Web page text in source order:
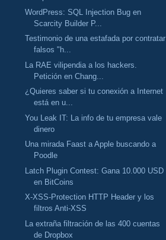
WordPress: SQL Injection Bug en
Scarcity Builder P...
Testimonio de una estafada por contratar
falsos "h...
La RAE vilipendia a los hackers.
Petición en Chang...
¿Quieres saber si tu conexión a Internet
está en u...
You Leak IT: La info de tu empresa vale
dinero
Una mirada Faast a Apple buscando a
Poodle
Latch Plugin Contest: Gana 10.000 USD
en BitCoins
X-XSS-Protection HTTP Header y los
filtros Anti-XSS
La extraña filtración de las 400 cuentas
de Dropbox